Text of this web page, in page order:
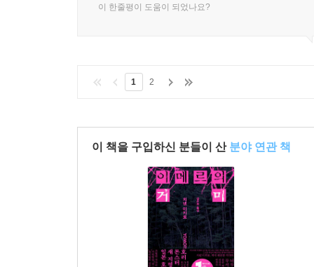
이 한줄평이 도움이 되었나요?
1 2
이 책을 구입하신 분들이 산 분야 연관 책